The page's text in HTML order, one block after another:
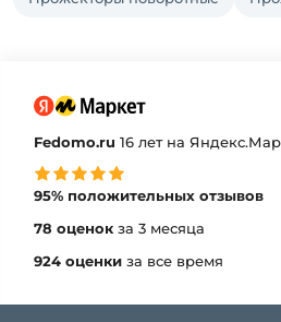
Fedomo.ru 16 лет на
95% положительных отзывов
78 оценок за 3 месяца
924 оценки за все время